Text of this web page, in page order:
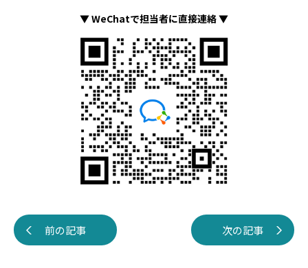
▼ WeChatで担当者に直接連絡 ▼
前の記事 次の記事